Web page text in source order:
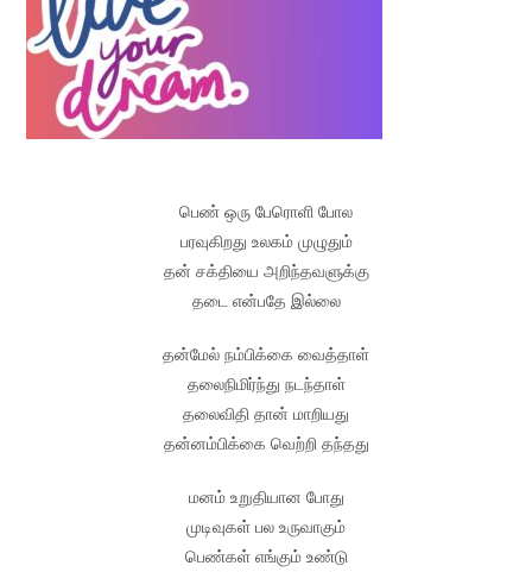
பெண் ஒரு பேரொளி போல
பரவுகிறது உலகம் முழுதும்
தன் சக்தியை அறிந்தவளுக்கு
தடை என்பதே இல்லை
தன்மேல் நம்பிக்கை வைத்தாள்
தலைநிமிர்ந்து நடந்தாள்
தலைவிதி தான் மாறியது
தன்னம்பிக்கை வெற்றி தந்தது
மனம் உறுதியான போது
முடிவுகள் பல உருவாகும்
பெண்கள் எங்கும் உண்டு